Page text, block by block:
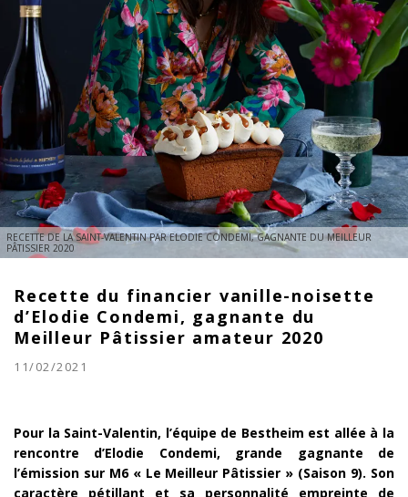
RECETTE DE LA SAINT-VALENTIN PAR ELODIE CONDEMI, GAGNANTE DU MEILLEUR
PÂTISSIER 2020
Recette du financier vanille-noisette
d’Elodie Condemi, gagnante du
Meilleur Pâtissier amateur 2020
11/02/2021
Pour la Saint-Valentin, l’équipe de Bestheim est allée à la
rencontre d’Elodie Condemi, grande gagnante de
l’émission sur M6 « Le Meilleur Pâtissier » (Saison 9). Son
caractère pétillant et sa personnalité empreinte de